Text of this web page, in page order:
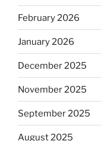
February 2026
January 2026
December 2025
November 2025
September 2025
August 2025